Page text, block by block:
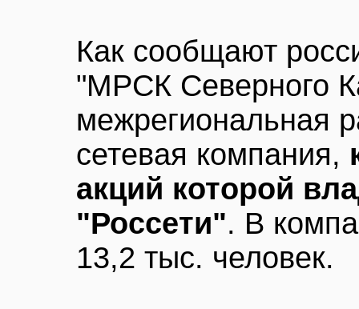
Как сообщают
"МРСК Северного
межрегиональная
сетевая компания,
акций которой
"Россети". В
13,2 тыс. человек.